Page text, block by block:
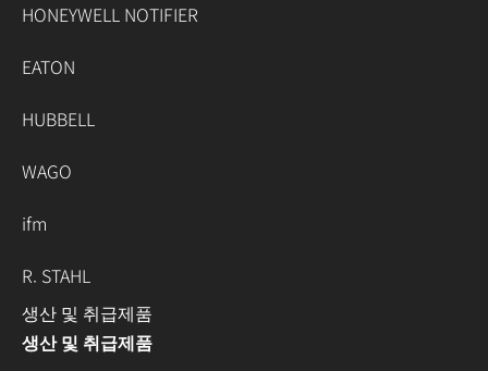
HONEYWELL NOTIFIER
EATON
HUBBELL
WAGO
ifm
R. STAHL
생산 및 취급제품
생산 및 취급제품